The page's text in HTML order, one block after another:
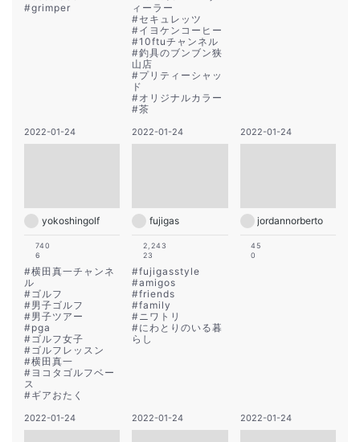
#grimper
ィーラー
#セキュレッツ
#イヨケンコーヒー
#10ftuチャンネル
#釣具のブンブン狭
山店
#プリティーシャッ
ド
#オリジナルカラー
#茶
2022-01-24
yokoshingolf
740
6
#横田真一チャンネ
ル
#ゴルフ
#男子ゴルフ
#男子ツアー
#pga
#ゴルフ女子
#ゴルフレッスン
#横田真一
#ヨコタゴルフベー
ス
#ギアおたく
2022-01-24
fujigas
2,243
23
#fujigasstyle
#amigos
#friends
#family
#ニワトリ
#にわとりのいる暮
らし
2022-01-24
jordannorberto
45
0
2022-01-24 2022-01-24 2022-01-24